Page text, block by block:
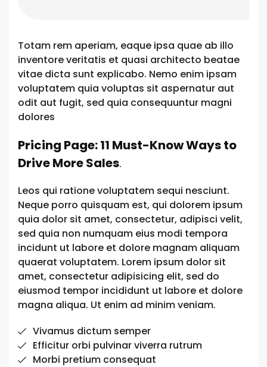
Totam rem aperiam, eaque ipsa quae ab illo
inventore veritatis et quasi architecto beatae
vitae dicta sunt explicabo. Nemo enim ipsam
voluptatem quia voluptas sit aspernatur aut
odit aut fugit, sed quia consequuntur magni
dolores
Pricing Page: 11 Must-Know Ways to
Drive More Sales.
Leos qui ratione voluptatem sequi nesciunt.
Neque porro quisquam est, qui dolorem ipsum
quia dolor sit amet, consectetur, adipisci velit,
sed quia non numquam eius modi tempora
incidunt ut labore et dolore magnam aliquam
quaerat voluptatem. Lorem ipsum dolor sit
amet, consectetur adipisicing elit, sed do
eiusmod tempor incididunt ut labore et dolore
magna aliqua. Ut enim ad minim veniam.
Vivamus dictum semper
Efficitur orbi pulvinar viverra rutrum
Morbi pretium consequat